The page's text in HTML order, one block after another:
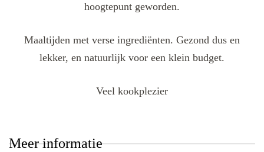
hoogtepunt geworden.
Maaltijden met verse ingrediënten. Gezond dus en
lekker, en natuurlijk voor een klein budget.
Veel kookplezier
Meer informatie